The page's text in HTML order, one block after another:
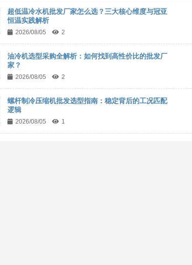
超低温冷水机批发厂家怎么选？三大核心维度与冠亚
恒温实践解析
2026/08/05 2
油冷机选型采购全解析：如何找到高性价比的批发厂
家？
2026/08/05 2
螺杆制冷压缩机批发选型指南：稳定背后的工况匹配
逻辑
2026/08/05 1